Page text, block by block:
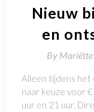
Nieuw
en
By Mariëtte
Alleen tijdens het
naar keuze voor €
uur en 21 uur.